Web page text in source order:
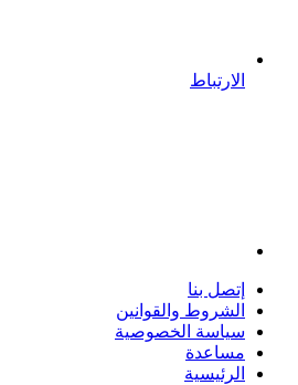
الارتباط
إتصل بنا
الشروط والقوانين
سياسة الخصوصية
مساعدة
الرئيسية